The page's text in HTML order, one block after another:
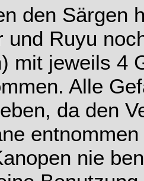
den Särgen
und Ruyu
mit jeweils 4
Alle
da den
nie